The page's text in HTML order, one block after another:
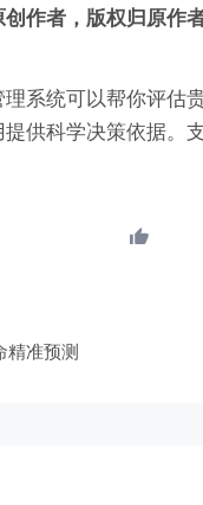
作者，版权归原作
系统可以帮你评
供科学决策依据。
精准预测